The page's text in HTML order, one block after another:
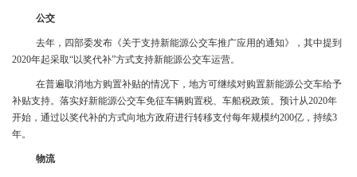
公交
去年，四部委发布《关于支持新能源公交车推广应用的通知》，其中提到
2020年起采取“以奖代补”方式支持新能源公交车运营。
在普遍取消地方购置补贴的情况下，地方可继续对购置新能源公交车给予
补贴支持。落实好新能源公交车免征车辆购置税、车船税政策。预计从2020年
开始，通过以奖代补的方式向地方政府进行转移支付每年规模约200亿，持续3
年。
物流